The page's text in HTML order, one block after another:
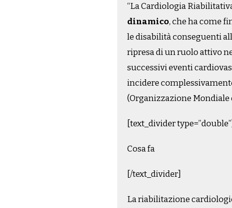
“La Cardiologia
dinamico, che ha come
le disabilità conseguenti
ripresa di un ruolo attivo
successivi eventi
incidere
(Organizzazione Mondiale
[text_divider
Cosa fa
[/text_divider]
La riabilitazione